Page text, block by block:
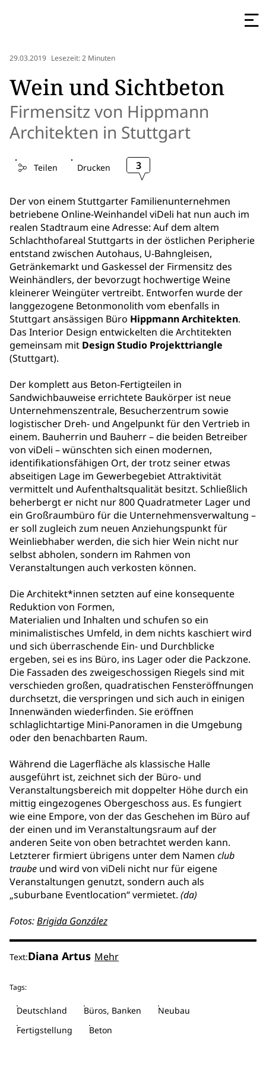
29.03.2019 Lesezeit: 2 Minuten
Wein und Sichtbeton
Firmensitz von Hippmann
Architekten in Stuttgart
Teilen Drucken 3
Der von einem Stuttgarter Familienunternehmen
betriebene Online-Weinhandel viDeli hat nun auch im
realen Stadtraum eine Adresse: Auf dem altem
Schlachthofareal Stuttgarts in der östlichen Peripherie
entstand zwischen Autohaus, U-Bahngleisen,
Getränkemarkt und Gaskessel der Firmensitz des
Weinhändlers, der bevorzugt hochwertige Weine
kleinerer Weingüter vertreibt. Entworfen wurde der
langgezogene Betonmonolith vom ebenfalls in
Stuttgart ansässigen Büro Hippmann Architekten.
Das Interior Design entwickelten die Archtitekten
gemeinsam mit Design Studio Projekttriangle
(Stuttgart).
Der komplett aus Beton-Fertigteilen in
Sandwichbauweise errichtete Baukörper ist neue
Unternehmenszentrale, Besucherzentrum sowie
logistischer Dreh- und Angelpunkt für den Vertrieb in
einem. Bauherrin und Bauherr – die beiden Betreiber
von viDeli – wünschten sich einen modernen,
identifikationsfähigen Ort, der trotz seiner etwas
abseitigen Lage im Gewerbegebiet Attraktivität
vermittelt und Aufenthaltsqualität besitzt. Schließlich
beherbergt er nicht nur 800 Quadratmeter Lager und
ein Großraumbüro für die Unternehmensverwaltung –
er soll zugleich zum neuen Anziehungspunkt für
Weinliebhaber werden, die sich hier Wein nicht nur
selbst abholen, sondern im Rahmen von
Veranstaltungen auch verkosten können.
Die Architekt*innen setzten auf eine konsequente
Reduktion von Formen,
Materialien und Inhalten und schufen so ein
minimalistisches Umfeld, in dem nichts kaschiert wird
und sich überraschende Ein- und Durchblicke
ergeben, sei es ins Büro, ins Lager oder die Packzone.
Die Fassaden des zweigeschossigen Riegels sind mit
verschieden großen, quadratischen Fensteröffnungen
durchsetzt, die verspringen und sich auch in einigen
Innenwänden wiederfinden. Sie eröffnen
schlaglichtartige Mini-Panoramen in die Umgebung
oder den benachbarten Raum.
Während die Lagerfläche als klassische Halle
ausgeführt ist, zeichnet sich der Büro- und
Veranstaltungsbereich mit doppelter Höhe durch ein
mittig eingezogenes Obergeschoss aus. Es fungiert
wie eine Empore, von der das Geschehen im Büro auf
der einen und im Veranstaltungsraum auf der
anderen Seite von oben betrachtet werden kann.
Letzterer firmiert übrigens unter dem Namen club
traube und wird von viDeli nicht nur für eigene
Veranstaltungen genutzt, sondern auch als
„suburbane Eventlocation“ vermietet. (da)
Fotos:Brigida González
Text:Diana Artus Mehr
Tags:
Deutschland Büros, Banken
Neubau
Fertigstellung
Beton